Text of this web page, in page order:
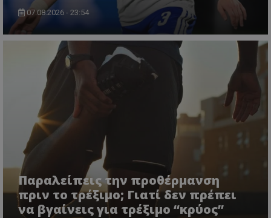
07.08.2026 - 23:54
Παραλείπεις την προθέρμανση
πριν το τρέξιμο; Γιατί δεν πρέπει
να βγαίνεις για τρέξιμο “κρύος”